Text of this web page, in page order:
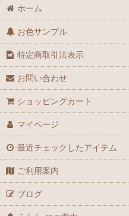
ホーム
お色サンプル
特定商取引法表示
お問い合わせ
ショッピングカート
マイページ
最近チェックしたアイテム
ご利用案内
ブログ